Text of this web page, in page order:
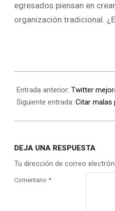
egresados piensan en
organización tradicional.
Entrada anterior: Twitter
Siguiente entrada: Citar malas
DEJA UNA RESPUESTA
Tu dirección de correo
Comentario *